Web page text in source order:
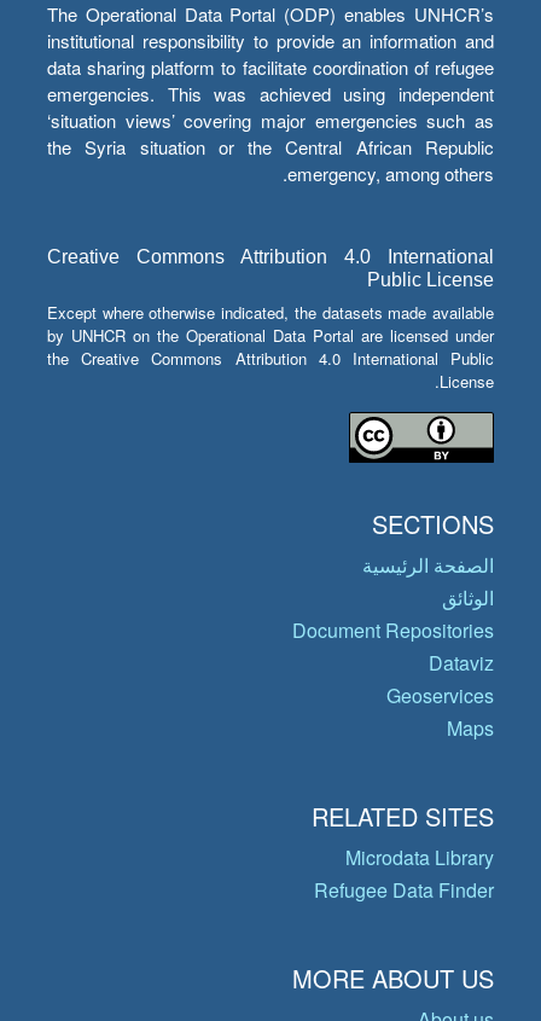
The Operational Data Portal (ODP) enables UNHCR’s
institutional responsibility to provide an information and
data sharing platform to facilitate coordination of refugee
emergencies. This was achieved using independent
‘situation views’ covering major emergencies such as
the Syria situation or the Central African Republic
emergency, among others.
Creative Commons Attribution 4.0 International
Public License
Except where otherwise indicated, the datasets made available
by UNHCR on the Operational Data Portal are licensed under
the Creative Commons Attribution 4.0 International Public
License.
SECTIONS
الصفحة الرئيسية
الوثائق
Document Repositories
Dataviz
Geoservices
Maps
RELATED SITES
Microdata Library
Refugee Data Finder
MORE ABOUT US